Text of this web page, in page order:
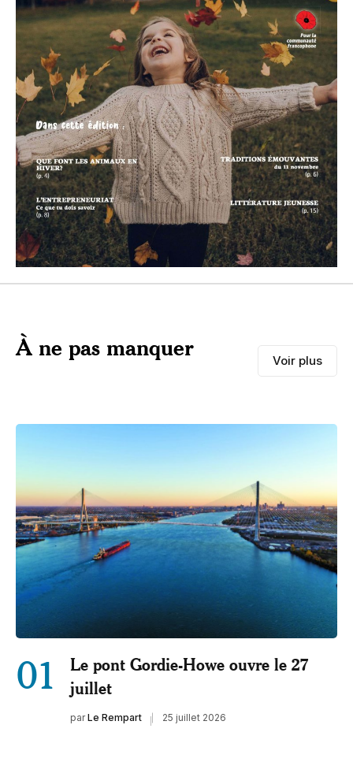
À ne pas manquer Voir plus
01
Le pont Gordie-Howe ouvre le 27
juillet
par Le Rempart 25 juillet 2026